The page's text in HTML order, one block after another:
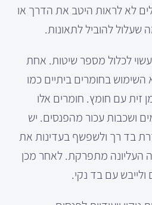
לא לראות היטב את הדרך או
להוביל לתאונות.
עשוי לכלול מספר שיטות. אחת
השימוש בחומרים ביתיים כמו
זית עם חומץ. חומרים אלו
ושכבות עכור מהפנסים. יש
בד רך ולשפשף בעדינות את
מתפרקת. לאחר מכן
עם בד נקי.